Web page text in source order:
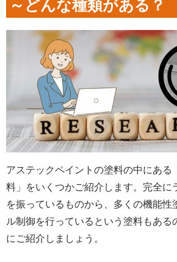
～どんな種類がある？
アステックペイントの塗料の中にある
料」をいくつかご紹介します。完全に
を振っているものから、多くの機能性
ル制御を行っているという塗料もある
にご紹介しましょう。